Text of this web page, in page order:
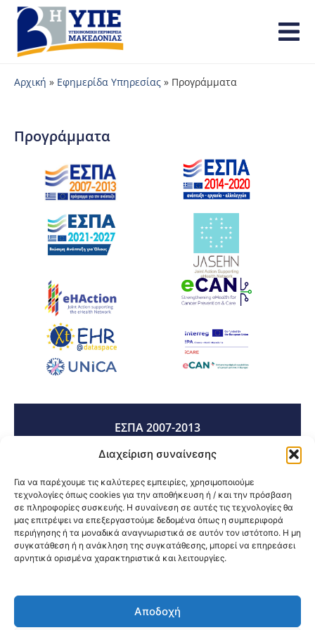
Διαχείριση συναίνεσης
Για να παρέχουμε τις καλύτερες εμπειρίες, χρησιμοποιούμε
τεχνολογίες όπως cookies για την αποθήκευση ή / και την πρόσβαση
σε πληροφορίες συσκευής. Η συναίνεση σε αυτές τις τεχνολογίες θα
μας επιτρέψει να επεξεργαστούμε δεδομένα όπως η συμπεριφορά
περιήγησης ή τα μοναδικά αναγνωριστικά σε αυτόν τον ιστότοπο. Η μη
συγκατάθεση ή η ανάκληση της συγκατάθεσης, μπορεί να επηρεάσει
αρνητικά ορισμένα χαρακτηριστικά και λειτουργίες.
Αποδοχή
Αρχική » Εφημερίδα Υπηρεσίας » Προγράμματα
Προγράμματα
ΕΣΠΑ 2007-2013
ΕΣΠΑ 2014-2020
ΕΣΠΑ 2021-2027
@2026 3ype.gr All rights reserved